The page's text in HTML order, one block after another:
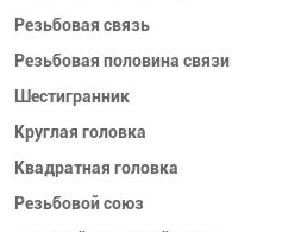
Резьбовая связь
Резьбовая половина связи
Шестигранник
Круглая головка
Квадратная головка
Резьбовой союз